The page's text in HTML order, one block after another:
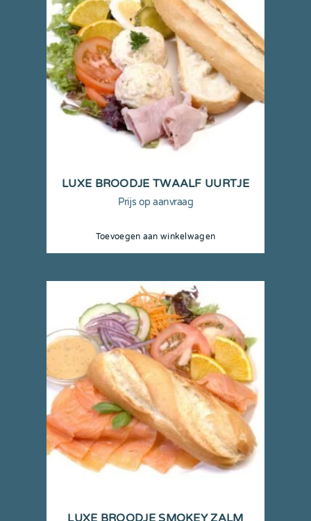
LUXE BROODJE TWAALF UURTJE
Prijs op aanvraag
Toevoegen aan winkelwagen